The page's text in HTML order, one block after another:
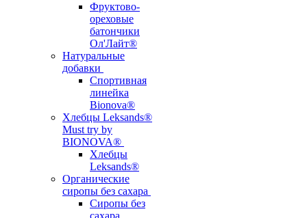
Фруктово-
ореховые
батончики
Ол'Лайт®
Натуральные
добавки
Спортивная
линейка
Bionova®
Хлебцы Leksands®
Must try by
BIONOVA®
Хлебцы
Leksands®
Органические
сиропы без сахара
Сиропы без
сахара